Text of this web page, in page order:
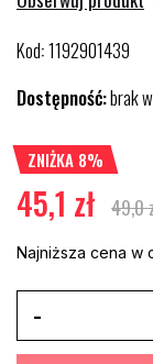
Kod:1192901439
Dostępność:brak
ZNIŻKA 8%
45,1 zł 49,0
Najniższa cena w